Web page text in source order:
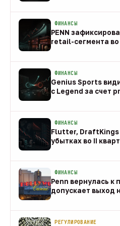
ФИНАНСЫ
PENN
retail-сегмента во
ФИНАНСЫ
Genius Sports
с Legend за счет
ФИНАНСЫ
Flutter, DraftKings
убытках во II
ФИНАНСЫ
Penn вернулась к
допускает выход
РЕГУЛИРОВАНИЕ